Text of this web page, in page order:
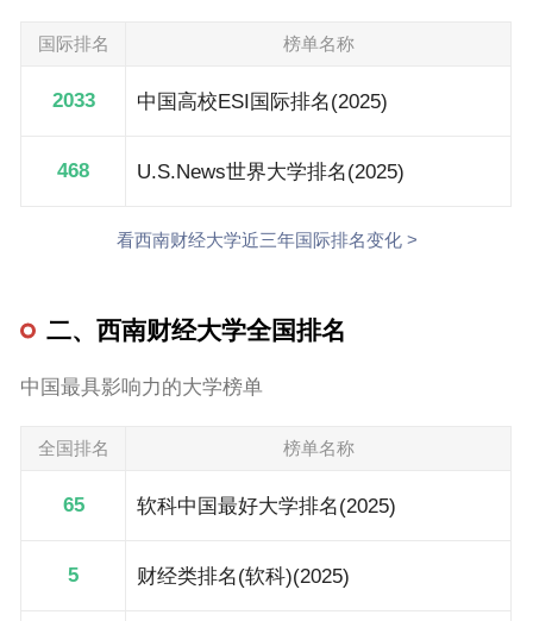
国际排名 榜单名称
2033 中国高校ESI国际排名(2025)
468 U.S.News世界大学排名(2025)
看西南财经大学近三年国际排名变化 >
二、西南财经大学全国排名
中国最具影响力的大学榜单
全国排名 榜单名称
65 软科中国最好大学排名(2025)
5 财经类排名(软科)(2025)